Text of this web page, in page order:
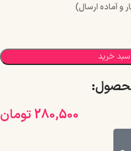
و آماده ارسال)
سبد خرید
280,500تومان